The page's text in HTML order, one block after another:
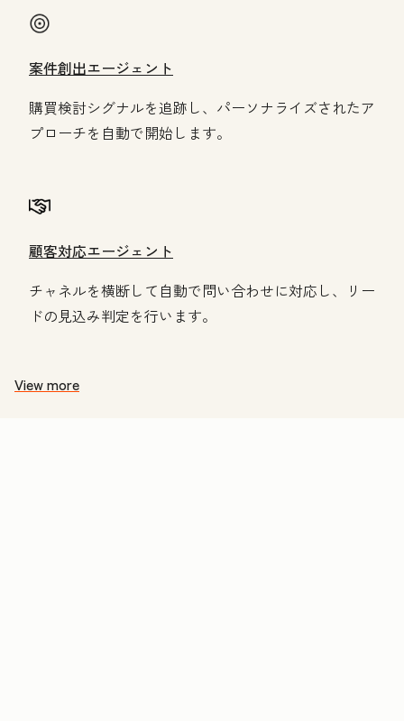
案件創出エージェント
購買検討シグナルを追跡し、パーソナライズされたア
プローチを自動で開始します。
顧客対応エージェント
チャネルを横断して自動で問い合わせに対応し、リー
ドの見込み判定を行います。
View more